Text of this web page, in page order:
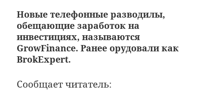
Новые телефонные разводилы,
обещающие заработок на
инвестициях, называются
GrowFinance. Ранее орудовали как
BrokExpert.
Сообщает читатель: